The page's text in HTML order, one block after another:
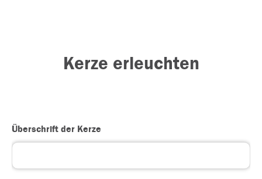
Kerze erleuchten
Überschrift der Kerze